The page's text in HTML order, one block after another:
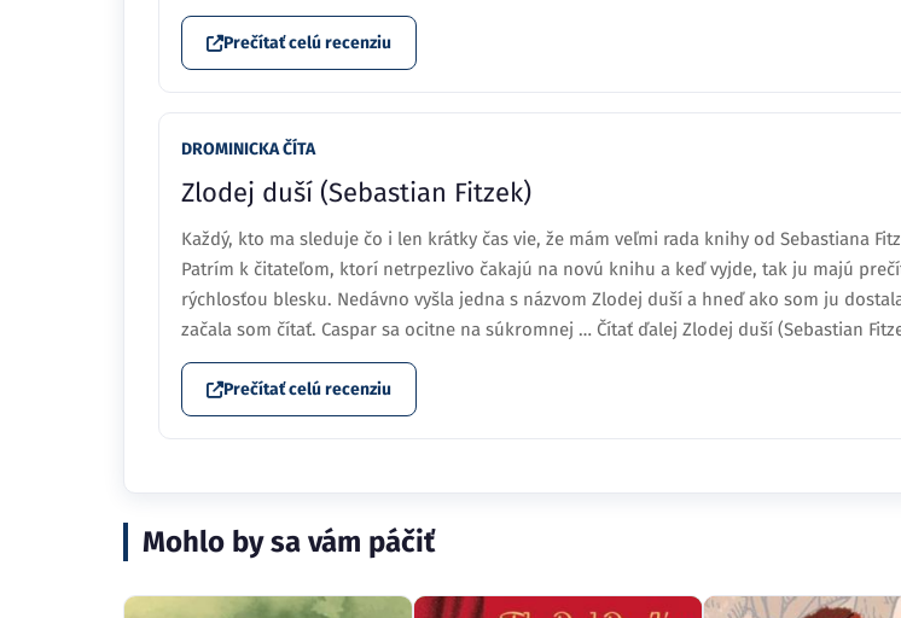
Prečítať celú recenziu
DROMINICKA ČÍTA
Zlodej duší (Sebastian Fitzek)
Každý, kto ma sleduje čo i len krátky čas vie, že mám veľmi rada knihy od Sebastiana
Patrím k čitateľom, ktorí netrpezlivo čakajú na novú knihu a keď vyjde, tak ju majú
rýchlosťou blesku. Nedávno vyšla jedna s názvom Zlodej duší a hneď ako som ju
začala som čítať. Caspar sa ocitne na súkromnej … Čítať ďalej Zlodej duší (Sebastian
Prečítať celú recenziu
Mohlo by sa vám páčiť